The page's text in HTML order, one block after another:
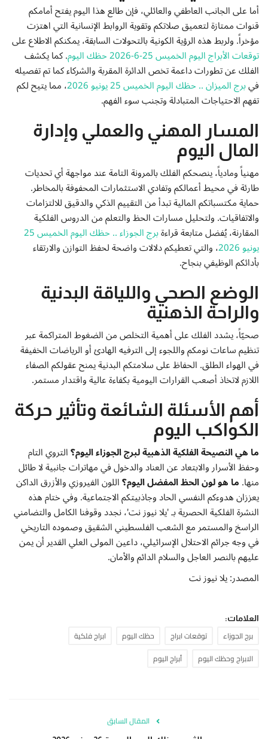
أما على الجانب العاطفي والعائلي، فإن طالع هذا اليوم يفتح أمامكم
قنوات ممتازة لتعميق صلاتكم وتقوية الروابط الإنسانية التي اهتزت
مؤخراً. ولربط هذه الرؤية الكونية بالتحولات السابقة، يمكنكم الاطلاع على
توقعات الأبراج اليوم الخميس 25-6-2026 حظك اليوم . كما يكشف
الفلك عن تطورات داعمة تخص الدائرة المقربة والشركاء كما تم تفصيله
فيبرج الميزان .. حظك اليوم الخميس 25 يونيو 2026 ، مما يتيح لكم
تفهم الاحتياجات المتبادلة وتجنب سوء الفهم.
المسار المهني والعملي وإدارة
المال اليوم
مهنياً ومادياً، ينصحكم الفلك بالمرونة التامة عند مواجهة أي تحديات
طارئة في محيط أعمالكم وتفادي الاستثمارات المحفوفة بالمخاطر.
حماية مكتسباتكم المالية تبدأ من التقييم الذكي والدقيق للالتزامات
والاتفاقيات. ولتحليل مسارات الحظ والتعلم من الدروس الفلكية
المقارنة، يُفضل متابعة قراءة برج الجوزاء .. حظك اليوم الخميس 25
يونيو 2026 ، والتي تعطيكم دلالات واضحة لحفظ التوازن والارتقاء
بأدائكم الوظيفي بنجاح.
الوضع الصحي واللياقة البدنية
والراحة الذهنية
صحيّاً، يشدد الفلك على أهمية التخلص من الضغوط المتراكمة عبر
تنظيم ساعات نومكم واللجوء إلى الترفيه الهادئ أو الرياضات الخفيفة
في الهواء الطلق. الحفاظ على سلامتكم البدنية يمنح عقولكم الصفاء
اللازم لاتخاذ أصعب القرارات اليومية بكفاءة عالية واقتدار مستمر.
أهم الأسئلة الشائعة وتأثير حركة
الكواكب اليوم
ما هي النصيحة الفلكية الذهبية لبرج الجوزاء اليوم؟التروي التام
وحفظ الأسرار والابتعاد عن العناد والدخول في مهاترات جانبية لا طائل
منها.ما هو لون الحظ المفضل اليوم؟اللون الفيروزي والأزرق الداكن
يعززان هدوءكم النفسي الحاد وجاذبيتكم الاجتماعية. وفي ختام هذه
النشرة الفلكية الحصرية بـ 'يلا نيوز نت'، نجدد وقوفنا الكامل والتضامني
الراسخ والمستمر مع الشعب الفلسطيني الشقيق وصموده التاريخي
في وجه جرائم الاحتلال الإسرائيلي، داعين المولى العلي القدير أن يمن
عليهم بالنصر العاجل والسلام الدائم والأمان.
المصدر: يلا نيوز نت
العلامات:
برج الجوزاء توقعات ابراج حظك اليوم
ابراج فلكية
الابراج وحظك اليوم
أبراج اليوم
المقال السابق